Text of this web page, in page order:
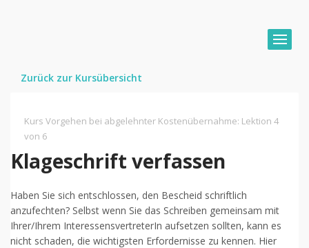
Zurück zur Kursübersicht
Kurs Vorgehen bei abgelehnter Kostenübernahme: Lektion 4
von 6
Klageschrift verfassen
Haben Sie sich entschlossen, den Bescheid schriftlich
anzufechten? Selbst wenn Sie das Schreiben gemeinsam mit
Ihrer/Ihrem InteressensvertreterIn aufsetzen sollten, kann es
nicht schaden, die wichtigsten Erfordernisse zu kennen. Hier